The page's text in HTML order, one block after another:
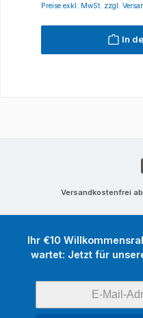
Preise exkl. MwSt. zzgl.
In
Versandkostenfrei
Ihr €10
wartet: Jetzt für